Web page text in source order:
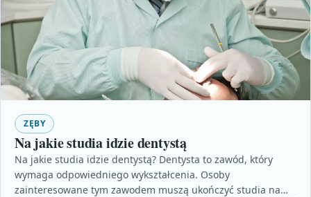
ZĘBY
Na jakie studia idzie dentystą
Na jakie studia idzie dentystą? Dentysta to zawód, który
wymaga odpowiedniego wykształcenia. Osoby
zainteresowane tym zawodem muszą ukończyć studia na